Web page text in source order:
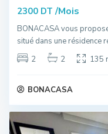
2300 DT /Mois
BONACASA vous
situé dans une résidence
2
2 135
BONACASA